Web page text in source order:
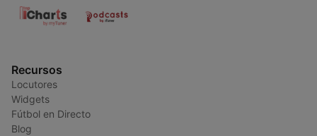
Recursos
Locutores
Widgets
Fútbol en Directo
Blog